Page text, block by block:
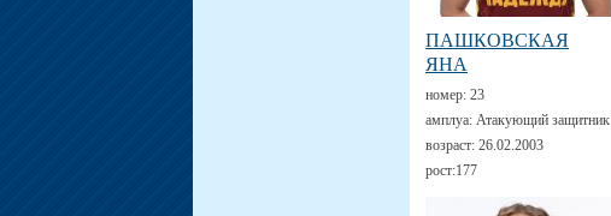
ПАШКОВСКАЯ
ЯНА
номер: 23
амплуа: Атакующий защитник
возраст: 26.02.2003
рост:177